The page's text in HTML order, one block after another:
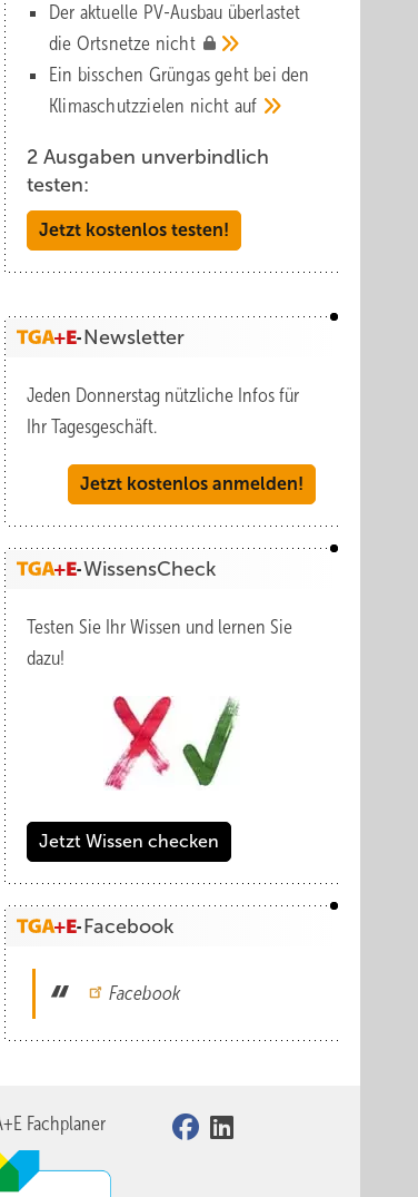
Der aktuelle PV-Ausbau über­lastet
die Orts­netze nicht
Ein bisschen Grüngas geht bei den
Klima­schutz­zielen nicht auf
2 Ausgaben unverbindlich
testen:
Jetzt kostenlos testen!
Newsletter
Jeden Donnerstag nützliche Infos für
Ihr Tagesgeschäft.
Jetzt kostenlos anmelden!
WissensCheck
Testen Sie Ihr Wissen und lernen Sie
dazu!
Jetzt Wissen checken
Facebook
Facebook
Fachplaner